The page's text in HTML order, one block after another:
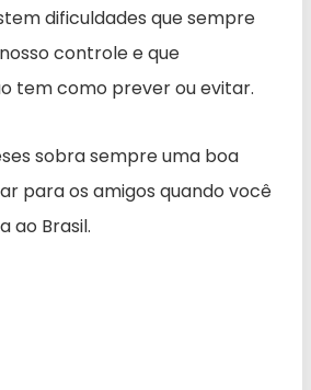
dificuldades que sempre
controle e que
tem como prever ou evitar.
sobra sempre uma boa
para os amigos quando você
ao Brasil.